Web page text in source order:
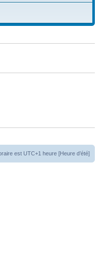
est UTC+1 heure [Heure d’été]